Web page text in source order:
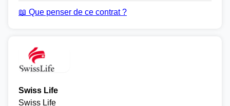
📖 Que penser de ce contrat ?
Swiss Life
Swiss Life